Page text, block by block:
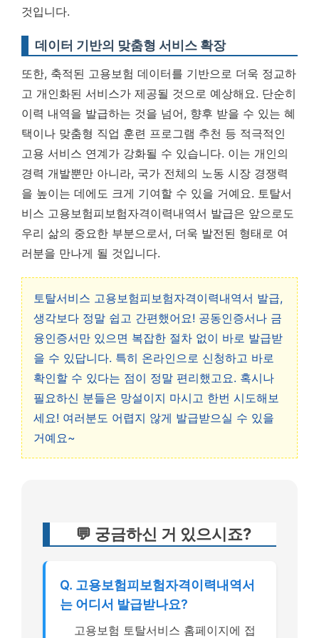
것입니다.
데이터 기반의 맞춤형 서비스 확장
또한, 축적된 고용보험 데이터를 기반으로 더욱 정교하
고 개인화된 서비스가 제공될 것으로 예상해요. 단순히
이력 내역을 발급하는 것을 넘어, 향후 받을 수 있는 혜
택이나 맞춤형 직업 훈련 프로그램 추천 등 적극적인
고용 서비스 연계가 강화될 수 있습니다. 이는 개인의
경력 개발뿐만 아니라, 국가 전체의 노동 시장 경쟁력
을 높이는 데에도 크게 기여할 수 있을 거예요. 토탈서
비스 고용보험피보험자격이력내역서 발급은 앞으로도
우리 삶의 중요한 부분으로서, 더욱 발전된 형태로 여
러분을 만나게 될 것입니다.
토탈서비스 고용보험피보험자격이력내역서 발급,
생각보다 정말 쉽고 간편했어요! 공동인증서나 금
융인증서만 있으면 복잡한 절차 없이 바로 발급받
을 수 있답니다. 특히 온라인으로 신청하고 바로
확인할 수 있다는 점이 정말 편리했고요. 혹시나
필요하신 분들은 망설이지 마시고 한번 시도해보
세요! 여러분도 어렵지 않게 발급받으실 수 있을
거예요~
💬 궁금하신 거 있으시죠?
Q. 고용보험피보험자격이력내역서
는 어디서 발급받나요?
고용보험 토탈서비스 홈페이지에 접